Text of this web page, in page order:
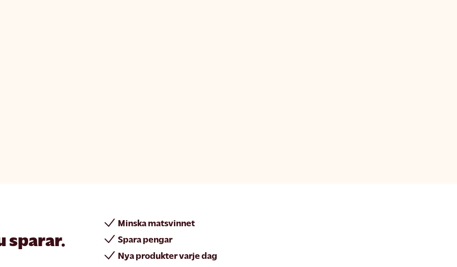
sparar.
Minska matsvinnet
Spara pengar
Nya produkter varje dag